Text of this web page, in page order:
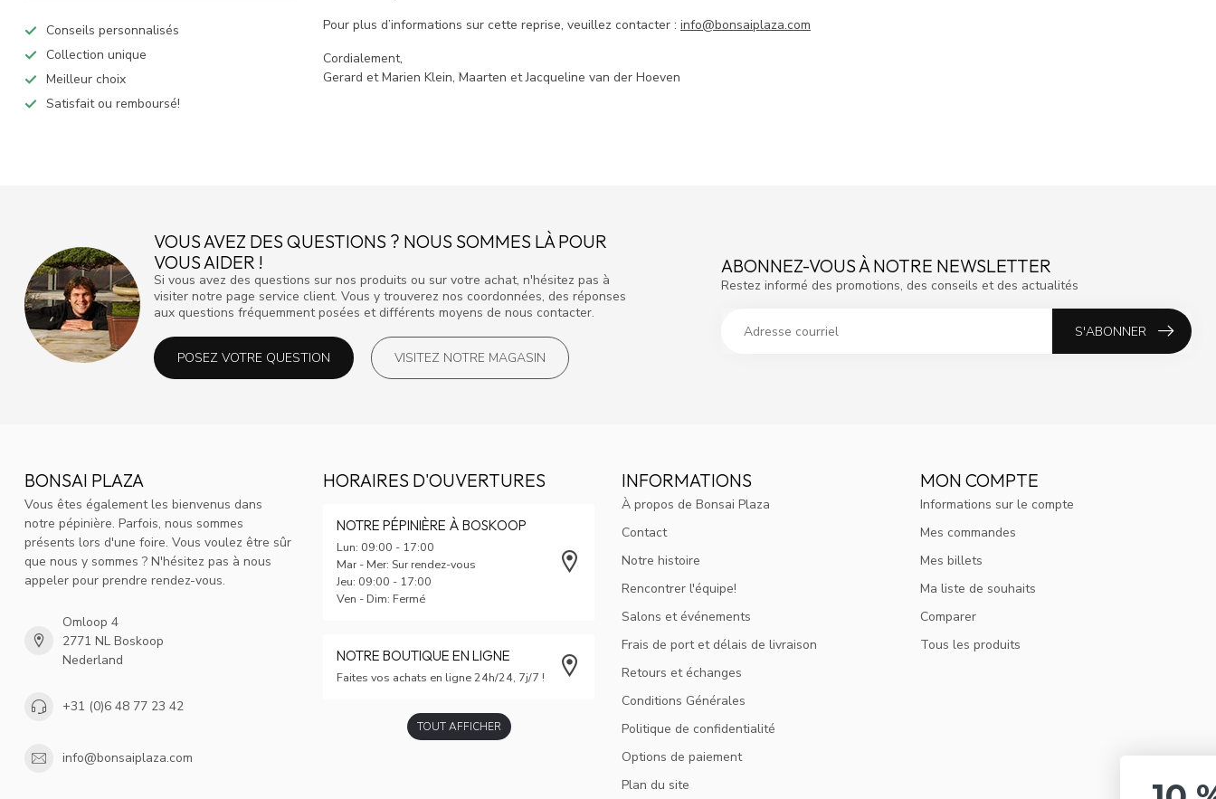
Conseils personnalisés
Collection unique
Meilleur choix
Satisfait ou remboursé!
Pour plus d’informations sur cette reprise, veuillez contacter : info@bonsaiplaza.com
Cordialement,
Gerard et Marien Klein, Maarten et Jacqueline van der Hoeven
VOUS AVEZ DES QUESTIONS ? NOUS SOMMES LÀ POUR
VOUS AIDER !
Si vous avez des questions sur nos produits ou sur votre achat, n'hésitez pas à
visiter notre page service client. Vous y trouverez nos coordonnées, des réponses
aux questions fréquemment posées et différents moyens de nous contacter.
POSEZ VOTRE QUESTION VISITEZ NOTRE MAGASIN
ABONNEZ-VOUS À NOTRE NEWSLETTER
Restez informé des promotions, des conseils et des actualités
S'ABONNER
BONSAI PLAZA
Vous êtes également les bienvenus dans
notre pépinière. Parfois, nous sommes
présents lors d'une foire. Vous voulez être sûr
que nous y sommes ? N'hésitez pas à nous
appeler pour prendre rendez-vous.
Omloop 4
2771 NL Boskoop
Nederland
+31 (0)6 48 77 23 42
info@bonsaiplaza.com
HORAIRES D'OUVERTURES
NOTRE PÉPINIÈRE À BOSKOOP
Lun: 09:00 - 17:00
Mar - Mer: Sur rendez-vous
Jeu: 09:00 - 17:00
Ven - Dim: Fermé
NOTRE BOUTIQUE EN LIGNE
Faites vos achats en ligne 24h/24, 7j/7 !
TOUT AFFICHER
INFORMATIONS
À propos de Bonsai Plaza
Contact
Notre histoire
Rencontrer l'équipe!
Salons et événements
Frais de port et délais de livraison
Retours et échanges
Conditions Générales
Politique de confidentialité
Options de paiement
Plan du site
MON COMPTE
Informations sur le compte
Mes commandes
Mes billets
Ma liste de souhaits
Comparer
Tous les produits